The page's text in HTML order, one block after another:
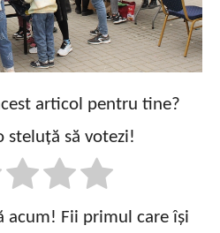
articol pentru tine?
steluță să votezi!
acum! Fii primul care își